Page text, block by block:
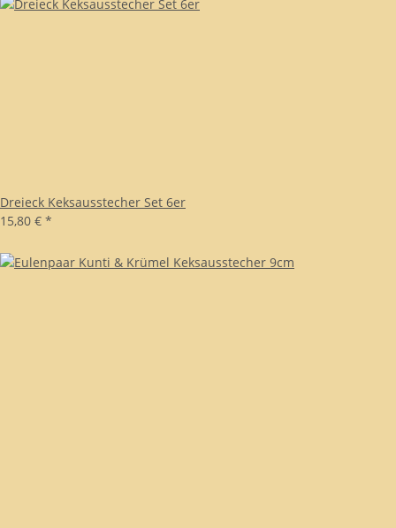
Dreieck Keksausstecher Set 6er
15,80 € *